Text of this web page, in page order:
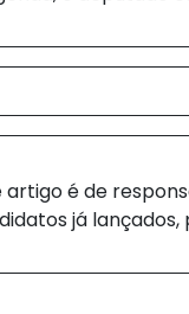
é de
já